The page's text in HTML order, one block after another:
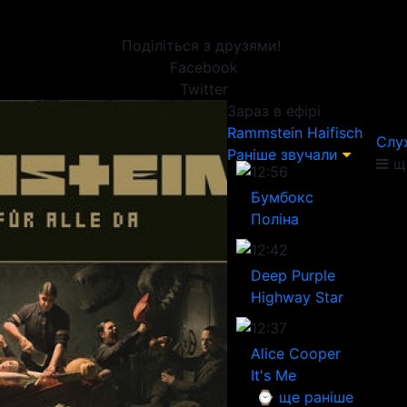
Поділіться з друзями!
Facebook
Twitter
Зараз в ефірі
Rammstein Haifisch
Раніше звучали
12:56
Бумбокс
Поліна
12:42
Deep Purple
Highway Star
12:37
Alice Cooper
It's Me
⌚ ще раніше